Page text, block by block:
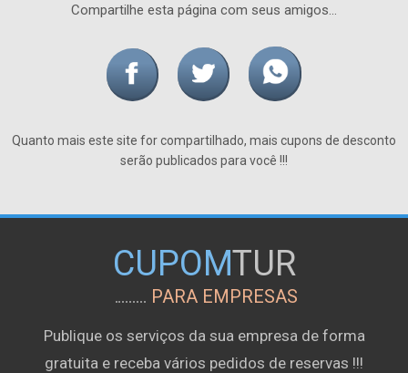
Compartilhe esta página com seus amigos...
Quanto mais este site for compartilhado, mais cupons de desconto
serão publicados para você !!!
CUPOMTUR
PARA EMPRESAS
Publique os serviços da sua empresa de forma
gratuita e receba vários pedidos de reservas !!!